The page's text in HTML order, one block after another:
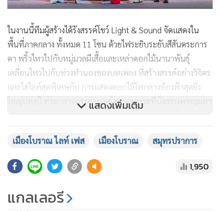
ในงานนี้ทีมผู้สร้างได้รังสรรค์โชว์ Light & Sound จัดแสดงใน
พื้นที่ภาคกลาง ทั้งหมด 11 โซน ด้วยไฟระยิบระยับสีสันตระการ
ตา พริ้วไหวไปกับหมู่มวลผีเสื้อและเหล่าดอกไม้นานาพันธุ์
เคลื่อนไหวไปกับท่วงทำนองของบทเพลง ที่สร้างสรรค์อย่างวิจิตร
และไฮไลท์สุดพิเศษกับ การแสดงดอกไม้ไฟกลางท้องฟ้าสุดยิ่ง
ใหญ่แห่งปี ท่ามกลางบรรยากาศโดยรอบพระที่นั่งสรรเพชญมหา
ปราสาท ในวันที่ 1,8,13-15 เมษายน 2566 นอกจากนี้
เพลิดเพลินไปกับร้านอาหารชื่อดัง ที่ยกทัพความอร่อยสุดเอ็กซ์
คลูซีฟที่คัดสรรเมนูเด็ดสุดฟินจากร้านดังกว่า 20 ร้าน การัน
ตีความอร่อยด้วยรีวิวและรางวัลมากมาย ครัวคุณต๋อย เชลล์ชวน
ชิม และ Wongnai ครั้งแรกที่ เมืองโบราณ ไลท์เฟส
แสดงเพิ่มเติม
เมืองโบราณ ไลท์ เฟส เมืองโบราณ สมุทรปราการ
1,950
แกลเลอรี